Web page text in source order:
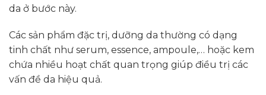
da ở bước này.
Các sản phẩm đặc trị, dưỡng da thường có dạng
tinh chất như serum, essence, ampoule,… hoặc kem
chứa nhiều hoạt chất quan trọng giúp điều trị các
vấn đề da hiệu quả.